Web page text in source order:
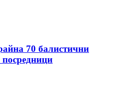
70 балистични
посредници